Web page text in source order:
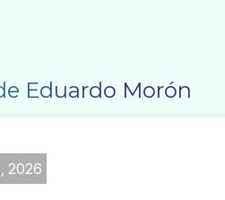
Eduardo Morón
2026